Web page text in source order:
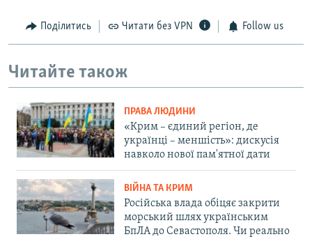
Поділитись Читати без VPN Follow us
Читайте також
ПРАВА ЛЮДИНИ
«Крим – єдиний регіон, де
українці – меншість»: дискусія
навколо нової пам'ятної дати
ВІЙНА ТА КРИМ
Російська влада обіцяє закрити
морський шлях українським
БпЛА до Севастополя. Чи реально